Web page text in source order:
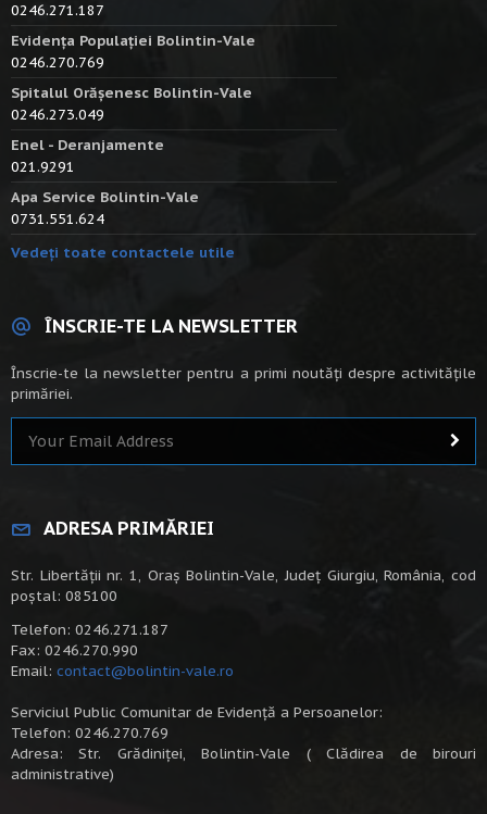
0246.271.187
Evidența Populației Bolintin-Vale
0246.270.769
Spitalul Orășenesc Bolintin-Vale
0246.273.049
Enel - Deranjamente
021.9291
Apa Service Bolintin-Vale
0731.551.624
Vedeți toate contactele utile
ÎNSCRIE-TE LA NEWSLETTER
Înscrie-te la newsletter pentru a primi noutăți despre activitățile
primăriei.
ADRESA PRIMĂRIEI
Str. Libertății nr. 1, Oraș Bolintin-Vale, Județ Giurgiu, România, cod
poștal: 085100
Telefon: 0246.271.187
Fax: 0246.270.990
Email: contact@bolintin-vale.ro
Serviciul Public Comunitar de Evidență a Persoanelor:
Telefon: 0246.270.769
Adresa: Str. Grădiniței, Bolintin-Vale ( Clădirea de birouri
administrative)